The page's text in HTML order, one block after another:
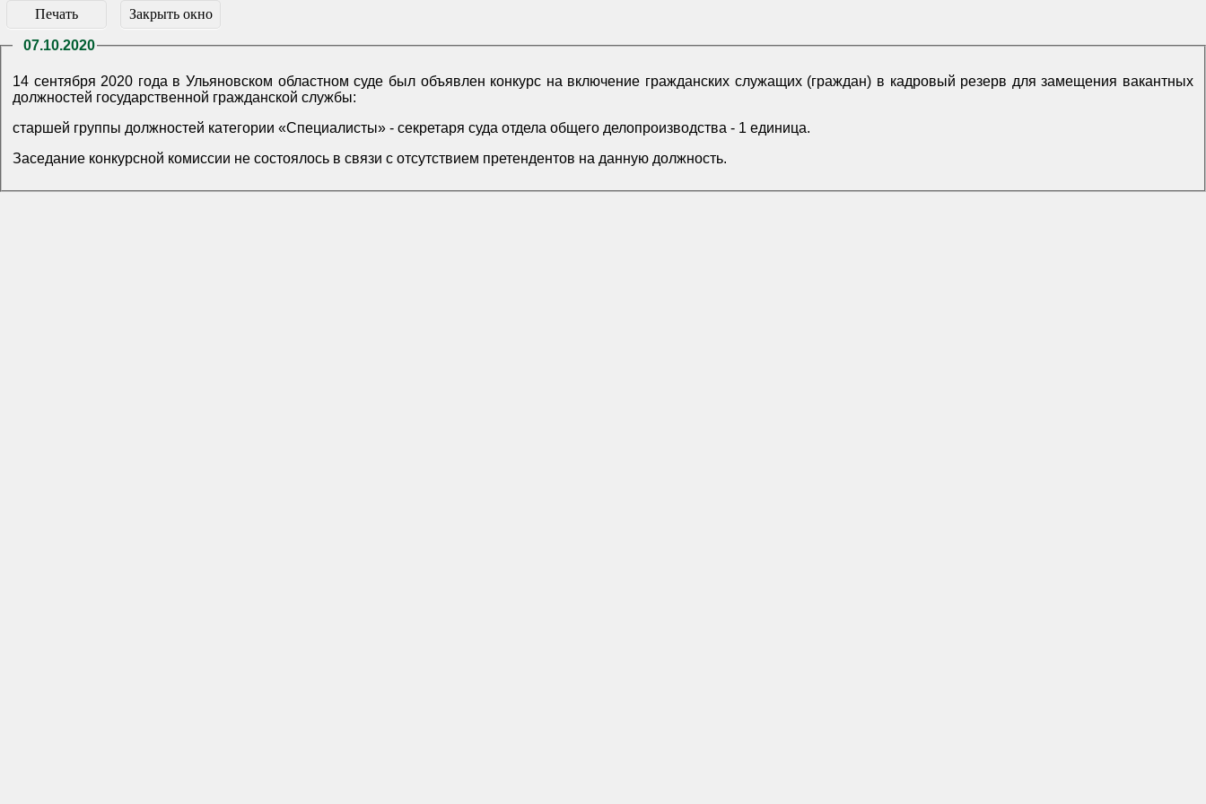
Печать Закрыть окно
07.10.2020
14 сентября 2020 года в Ульяновском областном суде был объявлен конкурс на включение гражданских служащих (граждан) в кадровый резерв для замещения вакантных
должностей государственной гражданской службы:
старшей группы должностей категории «Специалисты» - секретаря суда отдела общего делопроизводства - 1 единица.
Заседание конкурсной комиссии не состоялось в связи с отсутствием претендентов на данную должность.